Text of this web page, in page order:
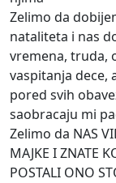
Zelimo da
nataliteta i nas
vremena, truda,
vaspitanja dece,
pored svih
saobracaju mi
Zelimo da NAS
MAJKE I ZNATE
POSTALI ONO